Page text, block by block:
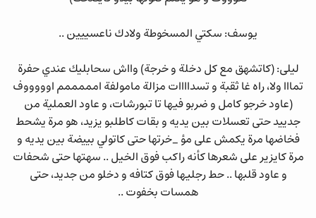
يوسف: سكتي المسخوطة ولادك ناعسييين ..
ليلى: (كاتشهق مع كل دخلة و خرجة) وااش سحابليك عندي حفرة
تمااا ولا، راه غا ثقبة و تسداااات مزالة مامولفة امممممم اوووووف
(عاود خرجو كامل و ضربو فيها تا تبورشات، و عاود العملية من
جدييد حتى تعسلات بين يديه و بقات كاطلبو يزيد، هو مرة يشحط
فخاضها مرة يكمش على مؤ _خرتها حتى كاتولي بييضة بين يديه و
مرة كايزير على شعرها كأنه راكب فوق الخيل .. سهتها حتى شحفات
و عاود قلبها .. حط رجليها فوق كتافه و دخلو من جديد، حتى
همسات بخفوت ..